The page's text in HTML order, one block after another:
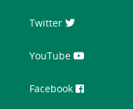
Twitter
YouTube
Facebook